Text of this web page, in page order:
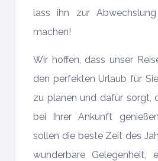
lass ihn zur
machen!
Wir hoffen, dass unser
den perfekten Urlaub für
zu planen und dafür sorgt,
bei Ihrer Ankunft
sollen die beste Zeit des
wunderbare Gelegenheit,